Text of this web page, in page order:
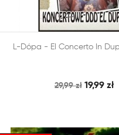
DODAJ DO KOSZYKA 
L-Dópa - El Concerto In
29,99 zł 19,99 zł